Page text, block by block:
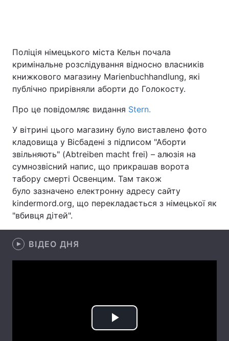
Головна Війна
Україна Політика
Економіка Світ
Спорт Наука
Техно і зв'язок Лайт
Зброя
Здоров'я
Цікавинки
Поліція німецького міста Кельн почала
кримінальне розслідування відносно власників
книжкового магазину Marienbuchhandlung, які
публічно прирівняли аборти до Голокосту.
Про це повідомляє видання Stern.
У вітрині цього магазину було виставлено фото
кладовища у Вісбадені з підписом "Аборти
звільняють" (Abtreiben macht frei) – алюзія на
сумнозвісний напис, що прикрашав ворота
табору смерті Освенцим. Там також
було зазначено електронну адресу сайту
kindermord.org, що перекладається з німецької як
"вбивця дітей".
ВІДЕО ДНЯ
Play